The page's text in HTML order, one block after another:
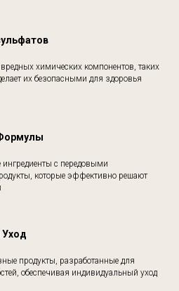
вредных химических компонентов, таких
их безопасными для здоровья
с передовыми
которые эффективно решают
Уход
продукты, разработанные для
обеспечивая индивидуальный уход